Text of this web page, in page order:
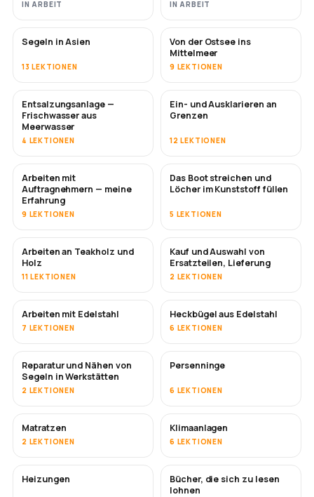
IN ARBEIT IN ARBEIT
BALD
Segeln in Asien
13 LEKTIONEN
BALD
Von der Ostsee ins
Mittelmeer
9 LEKTIONEN
BALD
Entsalzungsanlage —
Frischwasser aus
Meerwasser
4 LEKTIONEN
Ein- und Ausklarieren an
Grenzen
12 LEKTIONEN
BALD
Arbeiten mit
Auftragnehmern — meine
Erfahrung
9 LEKTIONEN
BALD
Das Boot streichen und
Löcher im Kunststoff füllen
5 LEKTIONEN
Arbeiten an Teakholz und
Holz
11 LEKTIONEN
BALD
Kauf und Auswahl von
Ersatzteilen, Lieferung
2 LEKTIONEN
BALD
Arbeiten mit Edelstahl
7 LEKTIONEN
Heckbügel aus Edelstahl
6 LEKTIONEN
BALD
Reparatur und Nähen von
Segeln in Werkstätten
2 LEKTIONEN
Persenninge
6 LEKTIONEN
Matratzen
2 LEKTIONEN
BALD
Klimaanlagen
6 LEKTIONEN
BALD
Heizungen BALD
Bücher, die sich zu lesen
lohnen